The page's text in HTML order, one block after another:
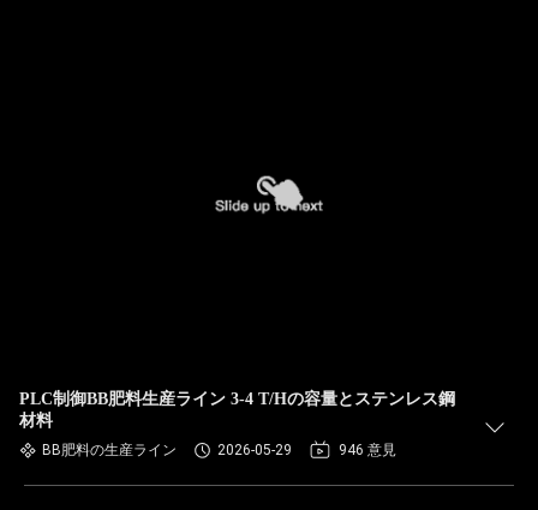
PLC制御BB肥料生産ライン 3-4 T/Hの容量とステンレス鋼
材料
BB肥料の生産ライン 2026-05-29 946 意見